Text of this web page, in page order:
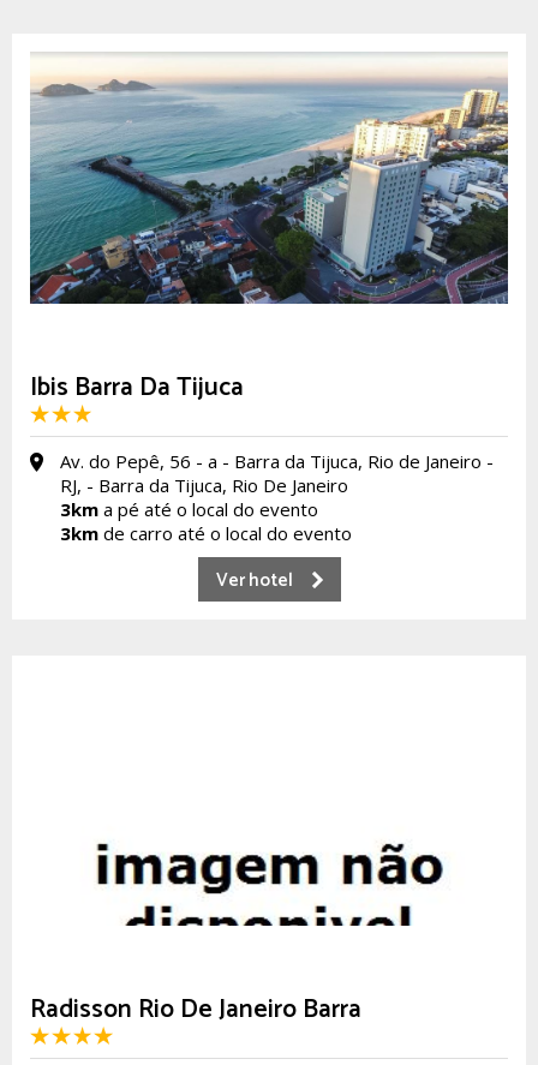
Ibis Barra Da Tijuca
Av. do Pepê, 56 - a - Barra da Tijuca, Rio de Janeiro -
RJ, - Barra da Tijuca, Rio De Janeiro
3km a pé até o local do evento
3km de carro até o local do evento
Ver hotel
Radisson Rio De Janeiro Barra